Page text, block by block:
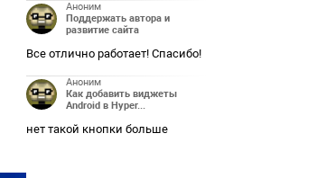
Аноним
Поддержать автора и
развитие сайта
Все отлично работает! Спасибо!
Аноним
Как добавить виджеты
Android в Hyper...
нет такой кнопки больше